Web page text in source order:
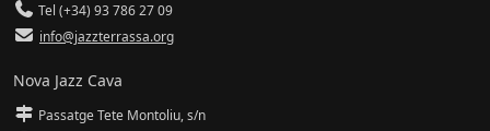
Tel (+34) 93 786 27 09
info@jazzterrassa.org
Nova Jazz Cava
Passatge Tete Montoliu, s/n